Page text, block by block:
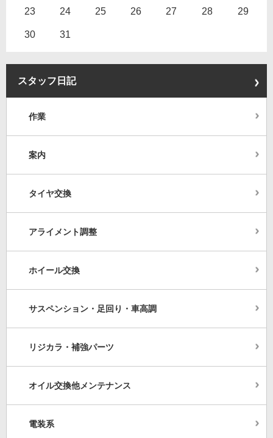
23 24 25 26 27 28 29
30 31
スタッフ日記
作業
案内
タイヤ交換
アライメント調整
ホイール交換
サスペンション・足回り・車高調
リジカラ・補強パーツ
オイル交換他メンテナンス
電装系